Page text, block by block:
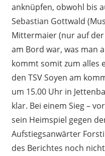
anknüpfen, obwohl bis
Sebastian Gottwald
Mittermaier (nur auf
am Bord war, was man
kommt somit zum alles
den TSV Soyen am
um 15.00 Uhr in
klar. Bei einem Sieg –
sein Heimspiel gegen
Aufstiegsanwärter
des Berichtes noch